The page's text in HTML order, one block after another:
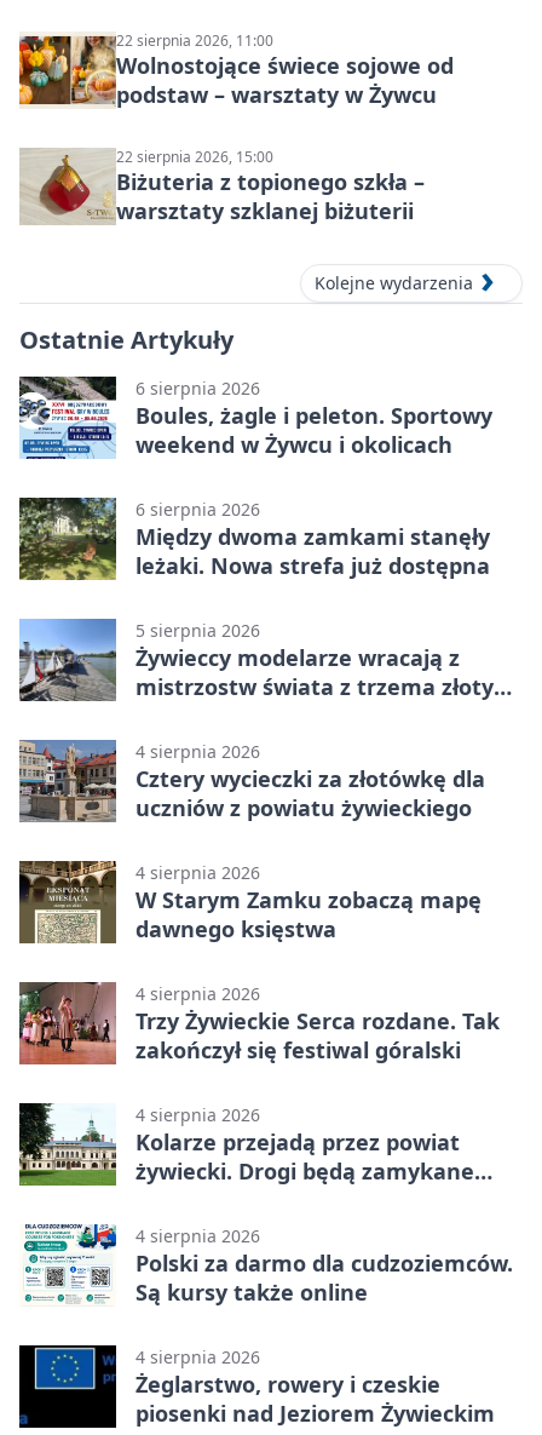
22 sierpnia 2026, 11:00
Wolnostojące świece sojowe od
podstaw – warsztaty w Żywcu
22 sierpnia 2026, 15:00
Biżuteria z topionego szkła –
warsztaty szklanej biżuterii
Kolejne wydarzenia
Ostatnie Artykuły
6 sierpnia 2026
Boules, żagle i peleton. Sportowy
weekend w Żywcu i okolicach
6 sierpnia 2026
Między dwoma zamkami stanęły
leżaki. Nowa strefa już dostępna
5 sierpnia 2026
Żywieccy modelarze wracają z
mistrzostw świata z trzema złotymi
4 sierpnia 2026
Cztery wycieczki za złotówkę dla
uczniów z powiatu żywieckiego
4 sierpnia 2026
W Starym Zamku zobaczą mapę
dawnego księstwa
4 sierpnia 2026
Trzy Żywieckie Serca rozdane. Tak
zakończył się festiwal góralski
4 sierpnia 2026
Kolarze przejadą przez powiat
żywiecki. Drogi będą zamykane
4 sierpnia 2026
Polski za darmo dla cudzoziemców.
Są kursy także online
4 sierpnia 2026
Żeglarstwo, rowery i czeskie
piosenki nad Jeziorem Żywieckim